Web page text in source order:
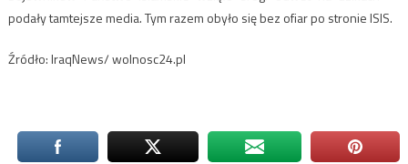
podały tamtejsze media. Tym razem obyło się bez ofiar po stronie ISIS.
Źródło: IraqNews/ wolnosc24.pl